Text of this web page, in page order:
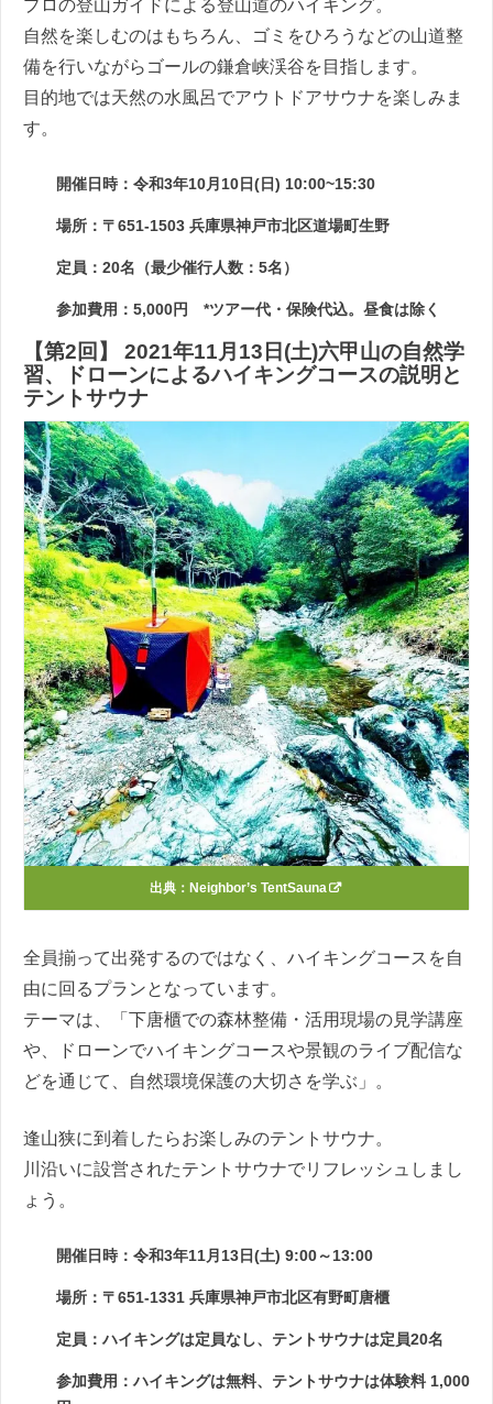
プロの登山ガイドによる登山道のハイキング。
自然を楽しむのはもちろん、ゴミをひろうなどの山道整
備を行いながらゴールの鎌倉峡渓谷を目指します。
目的地では天然の水風呂でアウトドアサウナを楽しみま
す。
開催日時：令和3年10月10日(日) 10:00~15:30
場所：〒651-1503 兵庫県神戸市北区道場町生野
定員：20名（最少催行人数：5名）
参加費用：5,000円 *ツアー代・保険代込。昼食は除く
【第2回】 2021年11月13日(土)六甲山の自然学
習、ドローンによるハイキングコースの説明と
テントサウナ
出典： Neighbor’s TentSauna
全員揃って出発するのではなく、ハイキングコースを自
由に回るプランとなっています。
テーマは、「下唐櫃での森林整備・活用現場の見学講座
や、ドローンでハイキングコースや景観のライブ配信な
どを通じて、自然環境保護の大切さを学ぶ」。
逢山狭に到着したらお楽しみのテントサウナ。
川沿いに設営されたテントサウナでリフレッシュしまし
ょう。
開催日時：令和3年11月13日(土) 9:00～13:00
場所：〒651-1331 兵庫県神戸市北区有野町唐櫃
定員：ハイキングは定員なし、テントサウナは定員20名
参加費用：ハイキングは無料、テントサウナは体験料 1,000